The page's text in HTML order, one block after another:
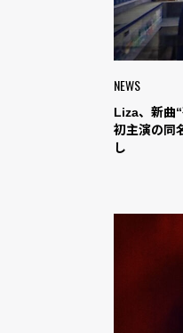
NEWS
Liza、新曲
初主演の同
し